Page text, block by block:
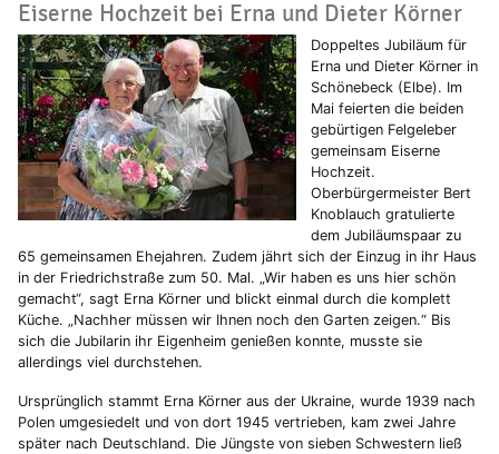
Eiserne Hochzeit bei Erna und Dieter Körner
Doppeltes Jubiläum für
Erna und Dieter Körner in
Schönebeck (Elbe). Im
Mai feierten die beiden
gebürtigen Felgeleber
gemeinsam Eiserne
Hochzeit.
Oberbürgermeister Bert
Knoblauch gratulierte
dem Jubiläumspaar zu
65 gemeinsamen Ehejahren. Zudem jährt sich der Einzug in ihr Haus
in der Friedrichstraße zum 50. Mal. „Wir haben es uns hier schön
gemacht“, sagt Erna Körner und blickt einmal durch die komplett
Küche. „Nachher müssen wir Ihnen noch den Garten zeigen.“ Bis
sich die Jubilarin ihr Eigenheim genießen konnte, musste sie
allerdings viel durchstehen.
Ursprünglich stammt Erna Körner aus der Ukraine, wurde 1939 nach
Polen umgesiedelt und von dort 1945 vertrieben, kam zwei Jahre
später nach Deutschland. Die Jüngste von sieben Schwestern ließ